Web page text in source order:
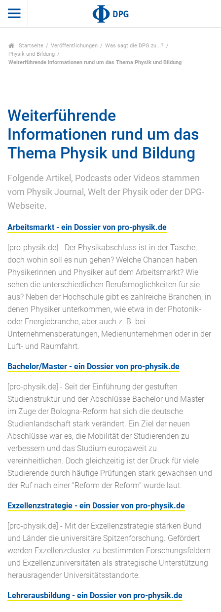
Startseite Veröffentlichungen
Was sagt die DPG zu...?
Physik und Bildung
Weiterführende Informationen rund um das Thema Physik und Bildung
Weiterführende
Informationen rund um das
Thema Physik und Bildung
Folgende Artikel, Podcasts oder Videos stammen
vom Physik Journal, Welt der Physik oder der DPG-
Webseite.
Arbeitsmarkt - ein Dossier von pro-physik.de
[pro-physik.de] - Der Physikabschluss ist in der Tasche,
doch wohin soll es nun gehen? Welche Chancen haben
Physikerinnen und Physiker auf dem Arbeitsmarkt? Wie
sehen die unterschiedlichen Berufsmöglichkeiten für sie
aus? Neben der Hochschule gibt es zahlreiche Branchen, in
denen Physiker unterkommen, wie etwa in der Photonik-
oder Energiebranche, aber auch z. B. bei
Unternehmensberatungen, Medienunternehmen oder in der
Luft- und Raumfahrt.
Bachelor/Master - ein Dossier von pro-physik.de
[pro-physik.de] - Seit der Einführung der gestuften
Studienstruktur und der Abschlüsse Bachelor und Master
im Zuge der Bologna-Reform hat sich die deutsche
Studienlandschaft stark verändert. Ein Ziel der neuen
Abschlüsse war es, die Mobilität der Studierenden zu
verbessern und das Studium europaweit zu
vereinheitlichen. Doch gleichzeitig ist der Druck für viele
Studierende durch häufige Prüfungen stark gewachsen und
der Ruf nach einer "Reform der Reform" wurde laut.
Exzellenzstrategie - ein Dossier von pro-physik.de
[pro-physik.de] - Mit der Exzellenzstrategie stärken Bund
und Länder die universitäre Spitzenforschung. Gefördert
werden Exzellenzcluster zu bestimmten Forschungsfeldern
und Exzellenzuniversitäten als strategische Unterstützung
herausragender Universitätsstandorte.
Lehrerausbildung - ein Dossier von pro-physik.de